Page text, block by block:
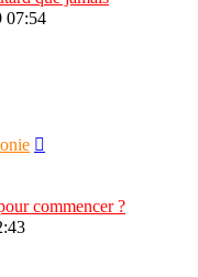
07:54
commencer ?